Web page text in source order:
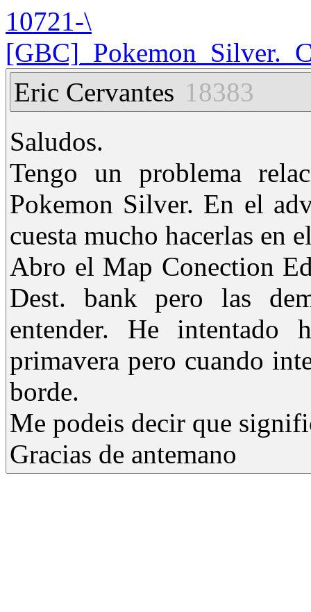
10721-\
Eric Cervantes 18383
Saludos.
Tengo un problema
Pokemon Silver. En el
cuesta mucho hacerlas en
Abro el Map Conection
Dest. bank pero las
entender. He intentado
primavera pero cuando
borde.
Me podeis decir que
Gracias de antemano